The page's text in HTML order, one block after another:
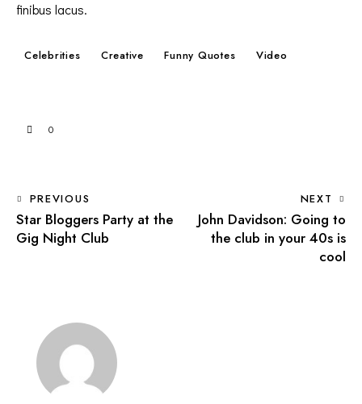
finibus lacus.
Celebrities Creative Funny Quotes Video
0
PREVIOUS
Star Bloggers Party at the
Gig Night Club
NEXT
John Davidson: Going to
the club in your 40s is
cool